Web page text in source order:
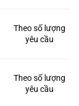
Theo số lượng
yêu cầu
Theo số lượng
yêu cầu